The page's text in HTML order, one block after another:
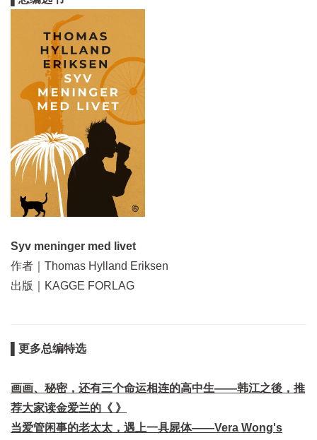
Syv meninger med livet
作者｜Thomas Hylland Eriksen
出版｜KAGGE FORLAG
▌更多总编特选
画画、秘密，还有三个命运相连的高中生——韩江之後，推
荐大家读金爱兰的《 》
当爱管闲事的老太太，遇上一具屍体——Vera Wong's